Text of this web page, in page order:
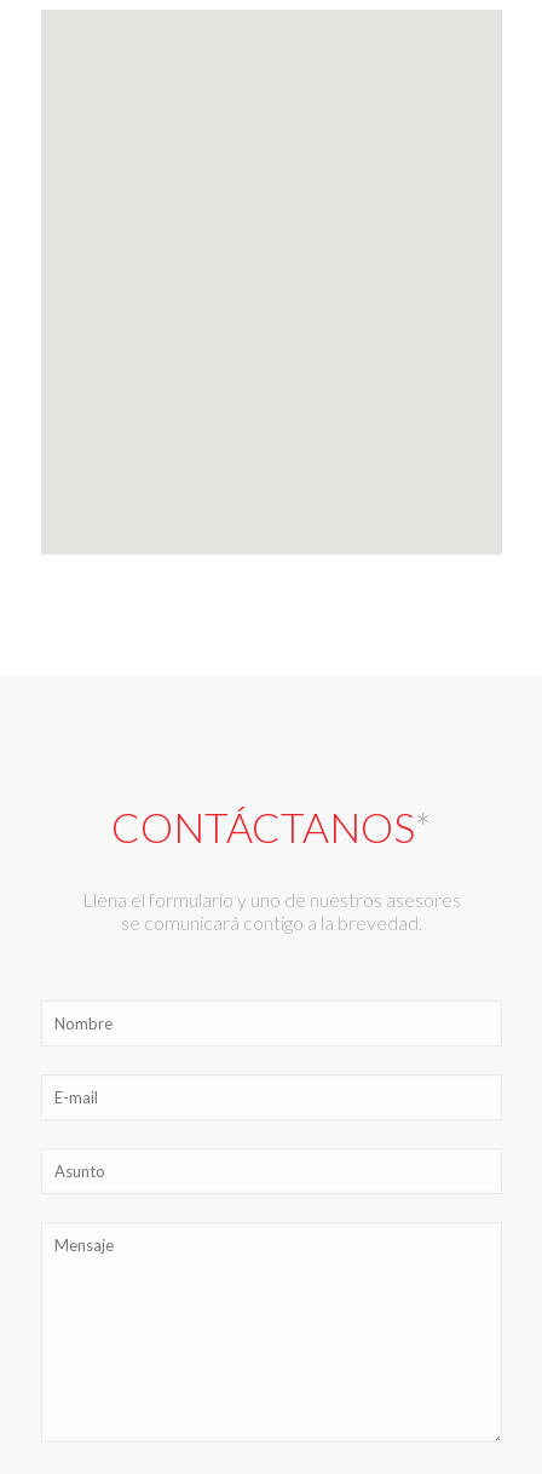
CONTÁCTANOS*
Llena el formulario y uno de nuestros asesores
se comunicará contigo a la brevedad.